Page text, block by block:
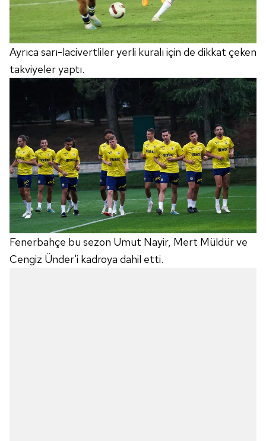
Ayrıca sarı-lacivertliler yerli kuralı için de dikkat çeken
takviyeler yaptı.
Fenerbahçe bu sezon Umut Nayir, Mert Müldür ve
Cengiz Ünder'i kadroya dahil etti.